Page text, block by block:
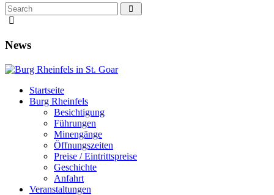
News
Startseite
Burg Rheinfels
Besichtigung
Führungen
Minengänge
Öffnungszeiten
Preise / Eintrittspreise
Geschichte
Anfahrt
Veranstaltungen